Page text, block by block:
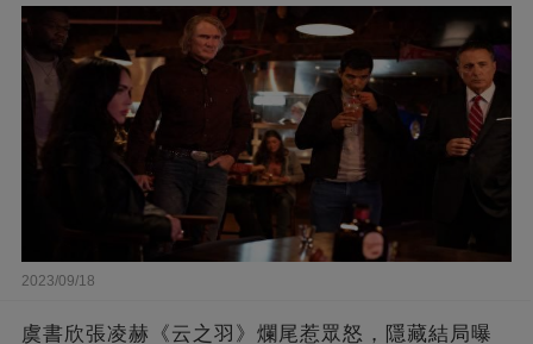
2023/09/18
虞書欣張凌赫《云之羽》爛尾惹眾怒，隱藏結局曝